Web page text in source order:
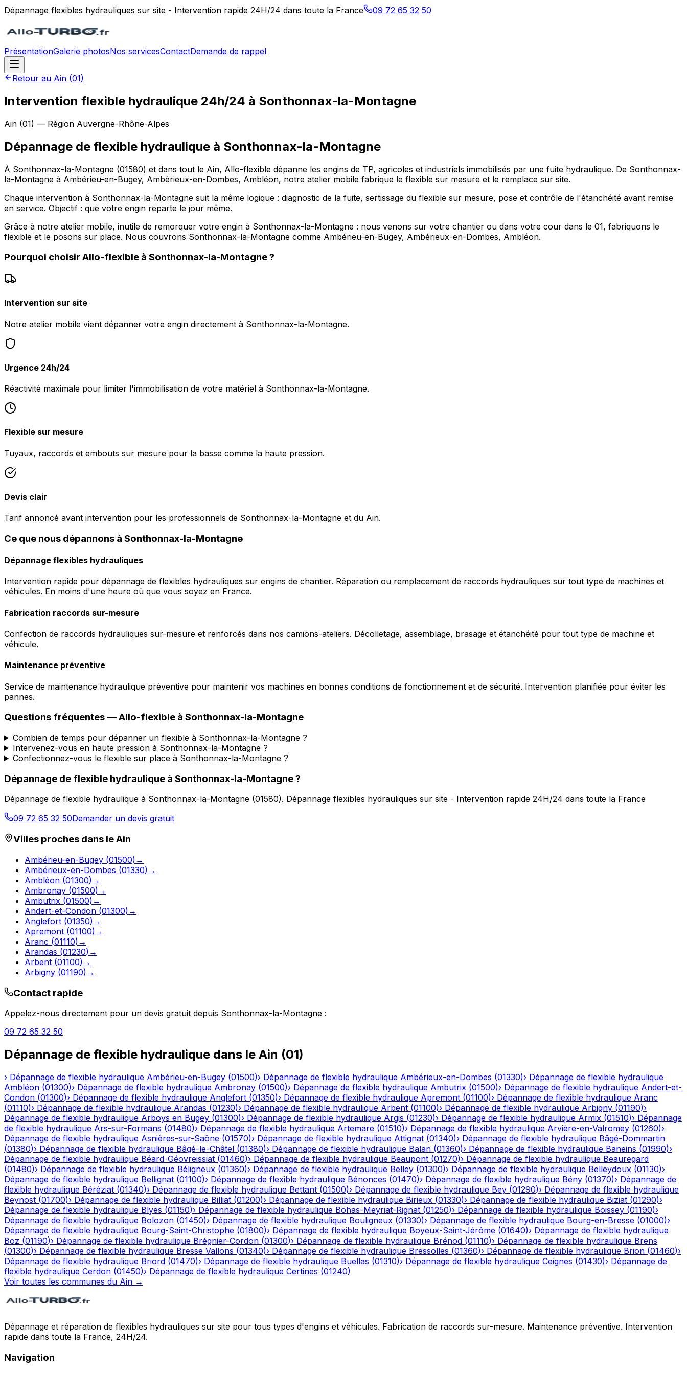
Dépannage flexibles hydrauliques sur site - Intervention rapide 24H/24 dans toute la France 09 72 65 32 50
PrésentationGalerie photosNos servicesContactDemande de rappel
Retour au Ain (01)
Intervention flexible hydraulique 24h/24 à Sonthonnax-la-Montagne
Ain (01) — Région Auvergne-Rhône-Alpes
Dépannage de flexible hydraulique à Sonthonnax-la-Montagne
À Sonthonnax-la-Montagne (01580) et dans tout le Ain, Allo-flexible dépanne les engins de TP, agricoles et industriels immobilisés par une fuite hydraulique. De Sonthonnax-
la-Montagne à Ambérieu-en-Bugey, Ambérieux-en-Dombes, Ambléon, notre atelier mobile fabrique le flexible sur mesure et le remplace sur site.
Chaque intervention à Sonthonnax-la-Montagne suit la même logique : diagnostic de la fuite, sertissage du flexible sur mesure, pose et contrôle de l'étanchéité avant remise
en service. Objectif : que votre engin reparte le jour même.
Grâce à notre atelier mobile, inutile de remorquer votre engin à Sonthonnax-la-Montagne : nous venons sur votre chantier ou dans votre cour dans le 01, fabriquons le
flexible et le posons sur place. Nous couvrons Sonthonnax-la-Montagne comme Ambérieu-en-Bugey, Ambérieux-en-Dombes, Ambléon.
Pourquoi choisir Allo-flexible à Sonthonnax-la-Montagne?
Intervention sur site
Notre atelier mobile vient dépanner votre engin directement à Sonthonnax-la-Montagne.
Urgence 24h/24
Réactivité maximale pour limiter l'immobilisation de votre matériel à Sonthonnax-la-Montagne.
Flexible sur mesure
Tuyaux, raccords et embouts sur mesure pour la basse comme la haute pression.
Devis clair
Tarif annoncé avant intervention pour les professionnels de Sonthonnax-la-Montagne et du Ain.
Ce que nous dépannons à Sonthonnax-la-Montagne
Dépannage flexibles hydrauliques
Intervention rapide pour dépannage de flexibles hydrauliques sur engins de chantier. Réparation ou remplacement de raccords hydrauliques sur tout type de machines et
véhicules. En moins d'une heure où que vous soyez en France.
Fabrication raccords sur-mesure
Confection de raccords hydrauliques sur-mesure et renforcés dans nos camions-ateliers. Décolletage, assemblage, brasage et étanchéité pour tout type de machine et
véhicule.
Maintenance préventive
Service de maintenance hydraulique préventive pour maintenir vos machines en bonnes conditions de fonctionnement et de sécurité. Intervention planifiée pour éviter les
pannes.
Questions fréquentes —Allo-flexible à Sonthonnax-la-Montagne
Combien de temps pour dépanner un flexible à Sonthonnax-la-Montagne ?
Intervenez-vous en haute pression à Sonthonnax-la-Montagne ?
Confectionnez-vous le flexible sur place à Sonthonnax-la-Montagne ?
Dépannage de flexible hydraulique à Sonthonnax-la-Montagne?
Dépannage de flexible hydraulique à Sonthonnax-la-Montagne (01580). Dépannage flexibles hydrauliques sur site - Intervention rapide 24H/24 dans toute la France
09 72 65 32 50Demander un devis gratuit
Villes proches dans leAin
Ambérieu-en-Bugey (01500) →
Ambérieux-en-Dombes (01330) →
Ambléon (01300) →
Ambronay (01500) →
Ambutrix (01500) →
Andert-et-Condon (01300) →
Anglefort (01350) →
Apremont (01100) →
Aranc (01110) →
Arandas (01230) →
Arbent (01100) →
Arbigny (01190) →
Contact rapide
Appelez-nous directement pour un devis gratuit depuis Sonthonnax-la-Montagne :
09 72 65 32 50
Dépannage de flexible hydraulique dans le Ain (01)
› Dépannage de flexible hydraulique Ambérieu-en-Bugey (01500)› Dépannage de flexible hydraulique Ambérieux-en-Dombes (01330)› Dépannage de flexible hydraulique
Ambléon (01300)› Dépannage de flexible hydraulique Ambronay (01500)› Dépannage de flexible hydraulique Ambutrix (01500)› Dépannage de flexible hydraulique Andert-et-
Condon (01300)› Dépannage de flexible hydraulique Anglefort (01350)› Dépannage de flexible hydraulique Apremont (01100)› Dépannage de flexible hydraulique Aranc
(01110)› Dépannage de flexible hydraulique Arandas (01230)› Dépannage de flexible hydraulique Arbent (01100)› Dépannage de flexible hydraulique Arbigny (01190)›
Dépannage de flexible hydraulique Arboys en Bugey (01300)› Dépannage de flexible hydraulique Argis (01230)› Dépannage de flexible hydraulique Armix (01510)› Dépannage
de flexible hydraulique Ars-sur-Formans (01480)› Dépannage de flexible hydraulique Artemare (01510)› Dépannage de flexible hydraulique Arvière-en-Valromey (01260)›
Dépannage de flexible hydraulique Asnières-sur-Saône (01570)› Dépannage de flexible hydraulique Attignat (01340)› Dépannage de flexible hydraulique Bâgé-Dommartin
(01380)› Dépannage de flexible hydraulique Bâgé-le-Châtel (01380)› Dépannage de flexible hydraulique Balan (01360)› Dépannage de flexible hydraulique Baneins (01990)›
Dépannage de flexible hydraulique Béard-Géovreissiat (01460)› Dépannage de flexible hydraulique Beaupont (01270)› Dépannage de flexible hydraulique Beauregard
(01480)› Dépannage de flexible hydraulique Béligneux (01360)› Dépannage de flexible hydraulique Belley (01300)› Dépannage de flexible hydraulique Belleydoux (01130)›
Dépannage de flexible hydraulique Bellignat (01100)› Dépannage de flexible hydraulique Bénonces (01470)› Dépannage de flexible hydraulique Bény (01370)› Dépannage de
flexible hydraulique Béréziat (01340)› Dépannage de flexible hydraulique Bettant (01500)› Dépannage de flexible hydraulique Bey (01290)› Dépannage de flexible hydraulique
Beynost (01700)› Dépannage de flexible hydraulique Billiat (01200)› Dépannage de flexible hydraulique Birieux (01330)› Dépannage de flexible hydraulique Biziat (01290)›
Dépannage de flexible hydraulique Blyes (01150)› Dépannage de flexible hydraulique Bohas-Meyriat-Rignat (01250)› Dépannage de flexible hydraulique Boissey (01190)›
Dépannage de flexible hydraulique Bolozon (01450)› Dépannage de flexible hydraulique Bouligneux (01330)› Dépannage de flexible hydraulique Bourg-en-Bresse (01000)›
Dépannage de flexible hydraulique Bourg-Saint-Christophe (01800)› Dépannage de flexible hydraulique Boyeux-Saint-Jérôme (01640)› Dépannage de flexible hydraulique
Boz (01190)› Dépannage de flexible hydraulique Brégnier-Cordon (01300)› Dépannage de flexible hydraulique Brénod (01110)› Dépannage de flexible hydraulique Brens
(01300)› Dépannage de flexible hydraulique Bresse Vallons (01340)› Dépannage de flexible hydraulique Bressolles (01360)› Dépannage de flexible hydraulique Brion (01460)›
Dépannage de flexible hydraulique Briord (01470)› Dépannage de flexible hydraulique Buellas (01310)› Dépannage de flexible hydraulique Ceignes (01430)› Dépannage de
flexible hydraulique Cerdon (01450)› Dépannage de flexible hydraulique Certines (01240)
Voir toutes les communes du Ain →
Dépannage et réparation de flexibles hydrauliques sur site pour tous types d'engins et véhicules. Fabrication de raccords sur-mesure. Maintenance préventive. Intervention
rapide dans toute la France, 24H/24.
Navigation